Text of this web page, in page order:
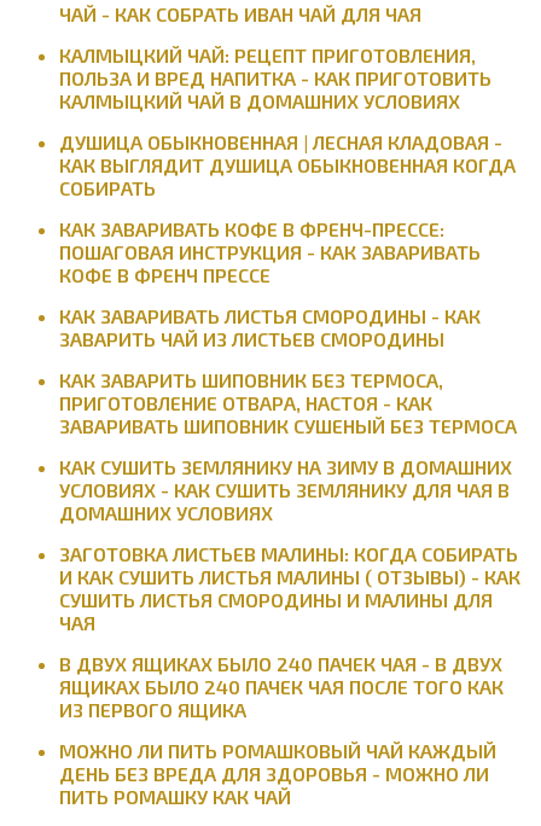
ЧАЙ - КАК СОБРАТЬ ИВАН ЧАЙ ДЛЯ ЧАЯ
КАЛМЫЦКИЙ ЧАЙ: РЕЦЕПТ ПРИГОТОВЛЕНИЯ,
ПОЛЬЗА И ВРЕД НАПИТКА - КАК ПРИГОТОВИТЬ
КАЛМЫЦКИЙ ЧАЙ В ДОМАШНИХ УСЛОВИЯХ
ДУШИЦА ОБЫКНОВЕННАЯ | ЛЕСНАЯ КЛАДОВАЯ -
КАК ВЫГЛЯДИТ ДУШИЦА ОБЫКНОВЕННАЯ КОГДА
СОБИРАТЬ
КАК ЗАВАРИВАТЬ КОФЕ В ФРЕНЧ-ПРЕССЕ:
ПОШАГОВАЯ ИНСТРУКЦИЯ - КАК ЗАВАРИВАТЬ
КОФЕ В ФРЕНЧ ПРЕССЕ
КАК ЗАВАРИВАТЬ ЛИСТЬЯ СМОРОДИНЫ - КАК
ЗАВАРИТЬ ЧАЙ ИЗ ЛИСТЬЕВ СМОРОДИНЫ
КАК ЗАВАРИТЬ ШИПОВНИК БЕЗ ТЕРМОСА,
ПРИГОТОВЛЕНИЕ ОТВАРА, НАСТОЯ - КАК
ЗАВАРИВАТЬ ШИПОВНИК СУШЕНЫЙ БЕЗ ТЕРМОСА
КАК СУШИТЬ ЗЕМЛЯНИКУ НА ЗИМУ В ДОМАШНИХ
УСЛОВИЯХ - КАК СУШИТЬ ЗЕМЛЯНИКУ ДЛЯ ЧАЯ В
ДОМАШНИХ УСЛОВИЯХ
ЗАГОТОВКА ЛИСТЬЕВ МАЛИНЫ: КОГДА СОБИРАТЬ
И КАК СУШИТЬ ЛИСТЬЯ МАЛИНЫ ( ОТЗЫВЫ) - КАК
СУШИТЬ ЛИСТЬЯ СМОРОДИНЫ И МАЛИНЫ ДЛЯ
ЧАЯ
В ДВУХ ЯЩИКАХ БЫЛО 240 ПАЧЕК ЧАЯ - В ДВУХ
ЯЩИКАХ БЫЛО 240 ПАЧЕК ЧАЯ ПОСЛЕ ТОГО КАК
ИЗ ПЕРВОГО ЯЩИКА
МОЖНО ЛИ ПИТЬ РОМАШКОВЫЙ ЧАЙ КАЖДЫЙ
ДЕНЬ БЕЗ ВРЕДА ДЛЯ ЗДОРОВЬЯ - МОЖНО ЛИ
ПИТЬ РОМАШКУ КАК ЧАЙ